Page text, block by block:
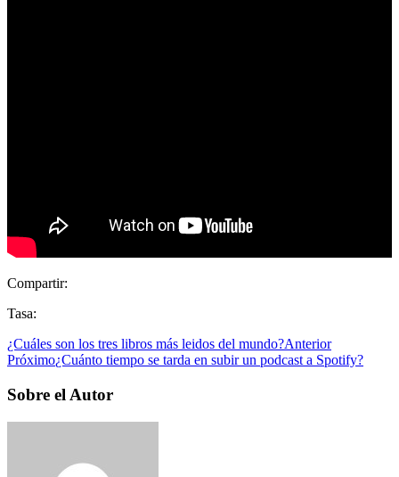
Compartir:
Tasa:
¿Cuáles son los tres libros más leidos del mundo?Anterior
Próximo¿Cuánto tiempo se tarda en subir un podcast a Spotify?
Sobre el Autor